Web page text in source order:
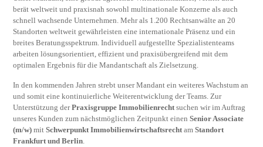
berät weltweit und praxisnah sowohl multinationale Konzerne als auch
schnell wachsende Unternehmen. Mehr als 1.200 Rechtsanwälte an 20
Standorten weltweit gewährleisten eine internationale Präsenz und ein
breites Beratungsspektrum. Individuell aufgestellte Spezialistenteams
arbeiten lösungsorientiert, effizient und praxisübergreifend mit dem
optimalen Ergebnis für die Mandantschaft als Zielsetzung.
In den kommenden Jahren strebt unser Mandant ein weiteres Wachstum an
und somit eine kontinuierliche Weiterentwicklung der Teams. Zur
Unterstützung derPraxisgruppe Immobilienrechtsuchen wir im Auftrag
unseres Kunden zum nächstmöglichen Zeitpunkt einenSenior Associate
(m/w) mitSchwerpunkt ImmobilienwirtschaftsrechtamStandort
Frankfurt und Berlin.